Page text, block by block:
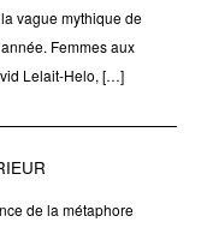
vague mythique de
Femmes aux
Lelait-Helo, […]
de la métaphore